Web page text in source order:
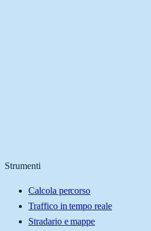
Strumenti
Calcola percorso
Traffico in tempo reale
Stradario e mappe